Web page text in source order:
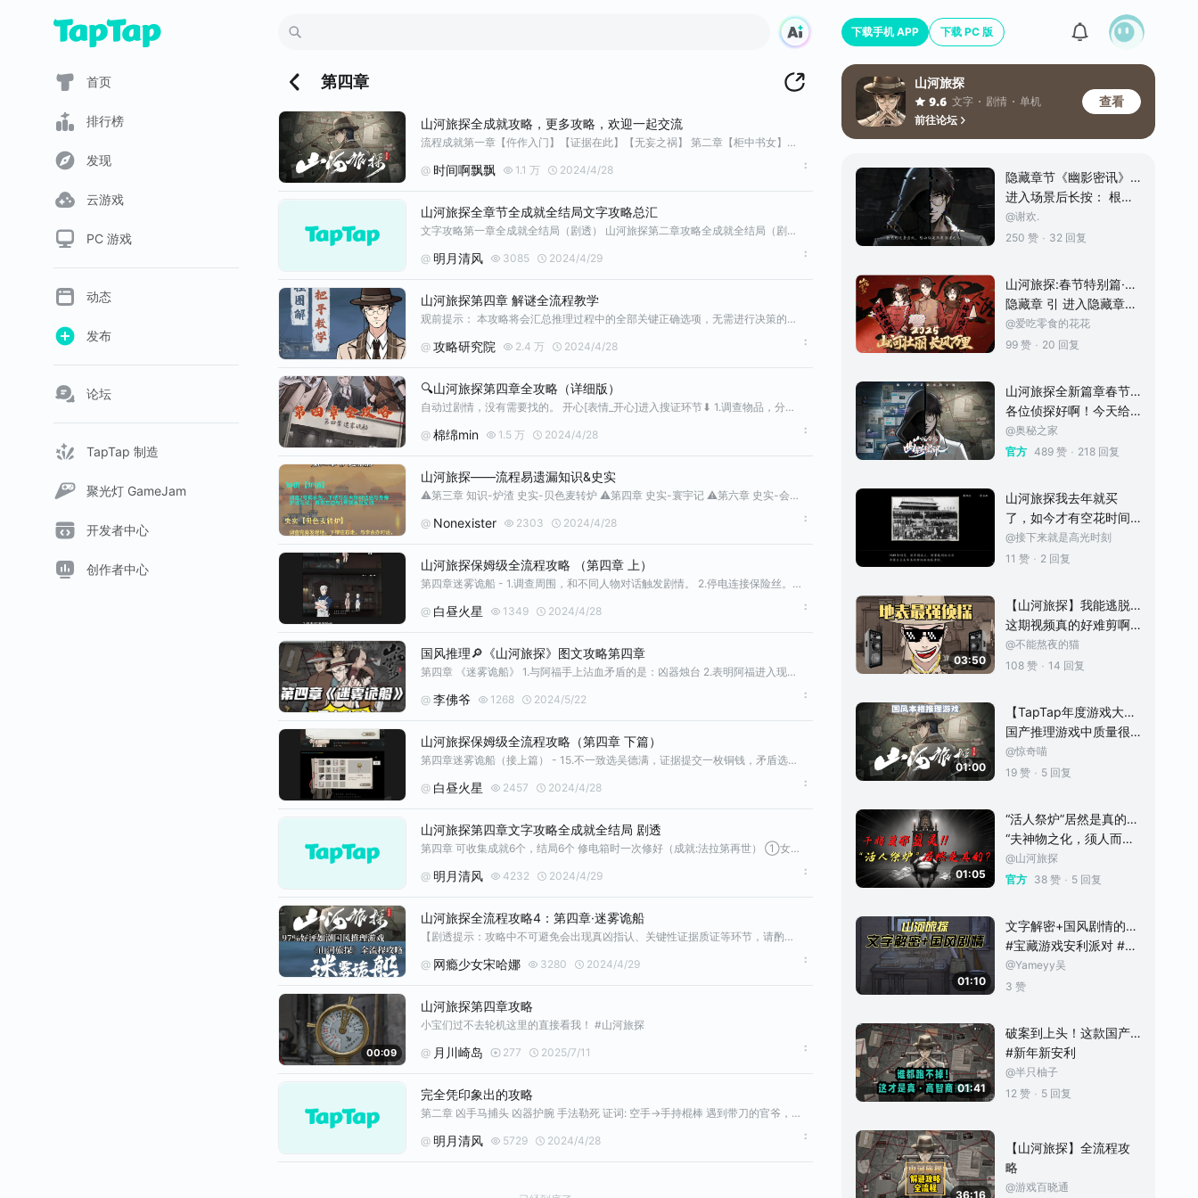
首页
排行榜
发现
云游戏
PC 游戏
动态
发布
论坛
TapTap 制造
聚光灯 GameJam
开发者中心
创作者中心
第四章
山河旅探全成就攻略，更多攻略，欢迎一起交流
流程成就第一章【仵作入门】【证据在此】【无妄之祸】 第二章【柜中书女】【普通西装】 第三章【闪亮登场】【炉边祟影】 第四章【大发明家】【郝诗一首】【迷雾诡船】 第五章【斗室疑阵】 第六章【落魄侦探】【身手了得】【抽丝剥茧】【申城迷局】【公园喵】 章节内成就【焕然一新】任意时间地点换一次衣服 第一章【神乎其技】第二幕带阿福开衣柜（顺序1243）一次成功 第二章【一丝不苟】第二幕观察炭盆后用炭涂抹书桌
@ 时间啊飘飘 1.1 万 2024/4/28
山河旅探全章节全成就全结局文字攻略总汇
文字攻略第一章全成就全结局（剧透） 山河旅探第二章攻略全成就全结局（剧透） 山河旅探第三章全成就全结局攻略 山河旅探第四章文字攻略全成就全结局 剧透 山河旅探文字第五章攻略全成就全结局 剧透 山河旅探第六章（上）文字攻略全成就全结局 山河旅探第六章(下）文字攻略全成就全结局 #山河旅探手机端首发 #山河旅探攻略征集 #发现好游戏 #游戏日常
@ 明月清风 3085 2024/4/29
山河旅探第四章 解谜全流程教学
观前提示： 本攻略将会汇总推理过程中的全部关键正确选项，无需进行决策的内容本文将会省略，主要帮助卡关的玩家快速通关。攻略难免涉及剧透，想要沉浸体验请谨慎查看本文。 随着主角回忆，我们来到了两年前的山河号，探索船上后会遇到停电，按照攻略连线将电箱修复即可继续推进剧情。 如果发现无法触发攻略提及的相关解谜点位，请检查场景内可交互内容有无遗漏。经常需要把所有场景可交互内容都调查一遍才能推进到下一环节剧情
@ 攻略研究院 2.4 万 2024/4/28
🔍山河旅探第四章全攻略（详细版）
自动过剧情，没有需要找的。 开心[表情_开心]进入搜证环节⬇ 1.调查物品，分别与吴大副、吴德满、吴引珠对话 2. 所有剧情触发后，自动到连接电路。详见图2⃣️ 3. 调查屋内物品，全部找到，与吴德满对完话，调查尸体，共8处，详见图2⃣️（脚部、血迹、胸口、身体、头发、手部、烛台、其他） 开心[表情_开心]第一次推理环节⬇ 1. 放大镜指出【凶器烛台】 2. 放大镜指出【地上的煤油灯】 3.
@ 棉绵min 1.5 万 2024/4/28
山河旅探——流程易遗漏知识&史实
⚠️第三章 知识-炉渣 史实-贝色麦转炉 ⚠️第四章 史实-寰宇记 ⚠️第六章 史实-会审公廨 知识-举证义务 #山河旅探攻略征集
@ Nonexister 2303 2024/4/28
山河旅探保姆级全流程攻略 （第四章 上）
第四章迷雾诡船 - 1.调查周围，和不同人物对话触发剧情。 2.停电连接保险丝。 3.发生命案调查场景物品获得相应线索，检查尸体。4.和吴德满对话询问。 5.和推论有矛盾的事实是凶器烛台，表面时间证据是地上的煤油灯，阿福手上沾血原因是玻璃碎片，命案后还有其他人进房间证据是行李箱。 6.到船长室和罗船长、吴大副对话，触发剧情。 7.检验尸体如图 8.查看疑团 9.进入沈仲平舱室调查里面物品获得对应线
@ 白昼火星 1349 2024/4/28
国风推理🔎《山河旅探》图文攻略第四章
第四章 《迷雾诡船》 1.与阿福手上沾血矛盾的是：凶器烛台 2.表明阿福进入现场的时间证据：地上的煤油灯 3.阿福手上沾血的原因：玻璃碎片 4. “我立刻出门……”👉🏻引珠证言“我胸闷回屋吃药..…” 5.有一个人与我调查不一致：吴德满“从屋里出来后……” 6.如果吴德满一直在甲板这件物品：一枚铜钱 7.如果吴德满说真话，另一个人矛盾：阿福“我一直在屋里休息……” 8.指出没有不在场证明的人：吴引
@ 李佛爷 1268 2024/5/22
山河旅探保姆级全流程攻略（第四章 下篇）
第四章迷雾诡船（接上篇） - 15.不一致选吴德满，证据提交一枚铜钱，矛盾选阿福，没有不在场证明选择吴引珠。 16.质疑吴引珠“船头去有没有其他人”，证物选择打碎的煤油灯。有没有两人说的这部分都是真的？选择阿福看到了引珠。如果引珠不是凶手，选择发现尸体 17.纸牌真正的用途，提交餐厅的报纸。引珠的动机，提交墙上的剪报。 18.休息剧情，选择另有其人。 19.共同推理部分，分别选择数量、因为意外、顺
@ 白昼火星 2457 2024/4/28
山河旅探第四章文字攻略全成就全结局 剧透
第四章 可收集成就6个，结局6个 修电箱时一次修好（成就:法拉第再世） ①女尸: 1.玻璃圆片 2.头发 3.身体 4.脚部 5.血迹 6.手部 7.烛台 8.胸口 与 “阿福手上沾血所以是凶手”这一推论有矛盾的事实是? →凶器烛台 →血条扣光（结局:巨轮沉没） 能表明阿福进入案发现场时间的证据是?→煤油灯 阿福手上沾血的原因是什么?→玻璃碎片 命案发生后还有其他人进过房间→行李箱 行李箱→
@ 明月清风 4232 2024/4/29
山河旅探全流程攻略4：第四章·迷雾诡船
【剧透提示：攻略中不可避免会出现真凶指认、关键性证据质证等环节，请酌情阅读】 🎮本期相关游戏：《山河旅探》 🎮攻略内容：第四章·迷雾诡船全流程 ⭐Part1、调查阶段 对话吴大副、约瑟、吴德满、吴引珠，调查桌上的报纸。 接通电源线，接通方式参考图片。 调查箱子、尸体，对话吴德满。 问题1：与阿福是凶手这一推论有矛盾的事实是？ 选择：凶器烛台 问题2：表明阿福进入案发现场时间的证据是？ 选择：地上的
@ 网瘾少女宋哈娜 3280 2024/4/29
00:09
山河旅探第四章攻略
小宝们过不去轮机这里的直接看我！ #山河旅探
@ 月川崎岛 277 2025/7/11
完全凭印象出的攻略
第二章 凶手马捕头 凶器护腕 手法勒死 证词: 空手→手持棍棒 遇到带刀的官爷，看榜→粘榜，看守案发现场 都对 不是杨二的证据，包子的箱笼 不是罗世文的证据，炭盆 是马捕头的证据，佩刀绳 ———————————————————————— 第四章 矛盾: 周围很安静，诵经声→吴德满抛祭品的声音 一个人往夹板上去→一个人都没有 周围黑漆漆的→阿福的煤油灯 引珠动机→剪报 是小鹅的证据，马吊牌（直接证据
@ 明月清风 5729 2024/4/28
下载手机 APP 下载 PC 版
山河旅探
9.6 文字 剧情
单机
前往论坛
查看
隐藏章节《幽影密讯》ARG谜题详解
进入场景后长按： 根据提示找到两边悬浮图案对应的场景—设置界面 解锁章节《飞绳奇案》，依据提示打开章节3-3《神龛的秘密》，并对照谜题丁未页。 得到密文：“哔站用户亦久伊凌” 片尾提示： 所选章节为2-3《乡间走访》，对应庚子页谜题。 找到谜题中所示位置，可以看到数字。结合谜面中所给点和冒号得到密码47.93.60.87:70 (注意冒号为英文符号) 所得密码为一个网站地址，浏览器输入跳转得： 倾
@谢欢.
250 赞 · 32 回复
山河旅探:春节特别篇·幽影密训
隐藏章 引 进入隐藏章节 长按气泡框 则不达 丁未 根据图中提示点开解锁新章节 前往铁厂后院—实验室（多点跳过） 看图数数 连接对应字 08 10 06 05 哔站用户 01 02 03 04 亦久伊凌 搜索亦久伊凌 观看橡胶股灾视频得到进入庚子章节的线索 庚子 依次找到5处地址 它们分别是罗世文家门口、右侧村口、高老板早餐摊附近、衙门口书摊和铁匠铺。 分别可以得到答案：47、93、60、87、7
@爱吃零食的花花
99 赞 · 20 回复
山河旅探全新篇章春节来袭！这次，我们玩点不一样的！
各位侦探好啊！今天给大家带来一个重磅消息！ 1月底是《山河旅探》上线一周年，我们将在农历春节到来之际，为大家带来一个与春节档即将上映的电影推出一个免费的! 免费的! 免费的! 春节联动特别篇——《幽影密讯》。(已经购买山河旅探的小伙伴可等待游戏发布新版本) 不同于《山河旅探》以推理核心，这次的《幽影密讯》使用上了奥秘之家的传统艺能——解谜。对的，了解我们的小伙伴可能知道，奥秘之家虽然是游戏界的新面
@奥秘之家
官方 489 赞 · 218 回复
山河旅探我去年就买
了，如今才有空花时间
去游玩。整体体验蛮好
的：整体游戏难度不
要我评价游戏由易到难
的程度那就是：1到3简
单，案件也并不复杂，
相当于试试水。 第一案
件我试玩过，能确定是
锁定凶手的证据，就是
桌上的书稿，但是为什
么没有了，那一定是被
凶手拿走了，那这个书
就是凶手。第二个案
件，我能直接锁定凶手
是捕快的线索——是听
到书摊的老头说捕快买
@接下来就是高光时刻
11 赞 · 2 回复
03:50
【山河旅探】我能逃脱完全是因为我的聪明才智，才不是因为县长是我二叔 #TapTap新游试玩节#
这期视频真的好难剪啊，大约每剪一个小时我就会因为极度痛苦而决定打两个小时的apex缓解一下(雾) 记得点赞关注！ 还有记得b站同名！
@不能熬夜的猫
108 赞 · 14 回复
01:00
【TapTap年度游戏大赏】国民侦探就是你！国风本格推理游戏
国产推理游戏中质量很高的类型，身为侦探却屡遭陷害，你能否替自己洗脱冤屈？ #TapTap年度游戏大赏应援 #单机游戏 #游戏安利 #游戏推荐 #游戏日常 #推理游戏 #山河旅探
@惊奇喵
19 赞 · 5 回复
01:05
“活人祭炉”居然是真的？！
“夫神物之化，须人而成。” 《山河旅探》第三章--「炉边崇影」案的PV中有提到， 汉阳铁厂里的工人们纷纷传言， 厂里发生的命案是干将莫邪显灵， 这时候就有好多小伙伴不禁询问， 难道历史上， 干将莫邪的传说还真的是跟“活人祭炉”有关？！ 干将莫邪的最早记载是出现在西汉刘向的《列士传》里， 讲的是春秋时期， 干将、莫邪夫妻二人用三年时间铸造了一雄一雌两把绝世宝剑， 但他们知道， 绝世珍宝肯定瞒不过当时
@山河旅探
官方 38 赞 · 5 回复
01:10
文字解密+国风剧情的推理游戏!仿佛在玩一场剧本杀一般有趣！
#宝藏游戏安利派对 #发现好游戏 #浅评一下 #游戏日常 #游戏杂谈
@Yameyy吴
3 赞
01:41
破案到上头！这款国产根本停不下来！
#新年新安利
@半只柚子
12 赞 · 5 回复
36:16
【山河旅探】全流程攻
略
@游戏百晓通